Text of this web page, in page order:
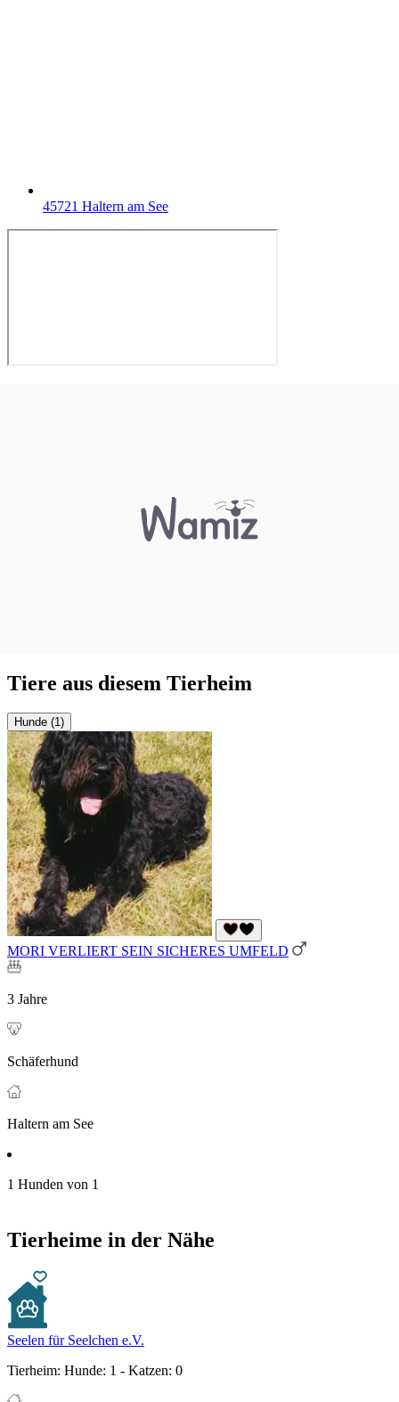
45721 Haltern am See
Tiere aus diesem Tierheim
Hunde (1)
MORI VERLIERT SEIN SICHERES UMFELD
3 Jahre
Schäferhund
Haltern am See
1 Hunden von 1
Tierheime in der Nähe
Seelen für Seelchen e.V.
Tierheim: Hunde: 1 - Katzen: 0